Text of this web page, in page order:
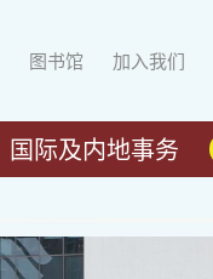
图书馆 加入我们
国际及内地事务